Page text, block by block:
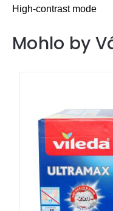
High-contrast mode
Mohlo by